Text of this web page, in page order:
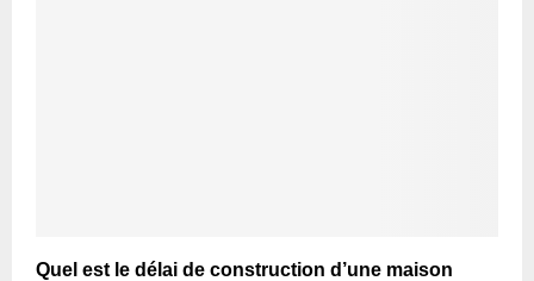
Quel est le délai de construction d’une maison